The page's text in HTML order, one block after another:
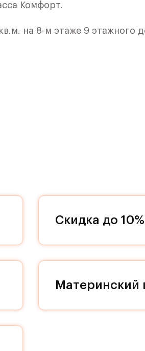
Комфорт.
на 8-м этаже 9 этажного
в вашем доме
дизайнерские решения?
вместе с нами!
однако в дизайне
в вашей квартире, поэтому
порядок и уют в вашей
колоннами
романской эпохи. Поэтому
Скидка до 10%
Материнский